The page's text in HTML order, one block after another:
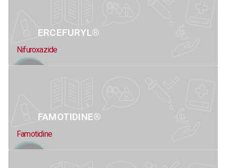
ERCEFURYL®
Nifuroxazide
FAMOTIDINE®
Famotidine